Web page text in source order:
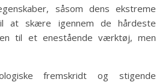
såsom dens ekstreme
at skære igennem de hårdeste
til et enestående værktøj, men
fremskridt og stigende